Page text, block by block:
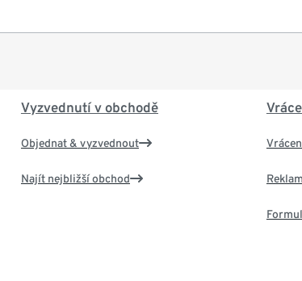
Vyzvednutí v obchodě
Objednat & vyzvednout
Najít nejbližší obchod